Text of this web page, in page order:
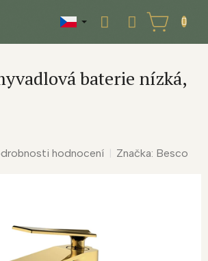
NÁKUPNÍ
KOŠÍK
baterie nízká,
hodnocení Značka: Besco